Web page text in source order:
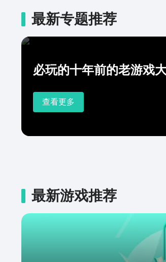
最新专题推荐
必玩的十年前的老游戏
查看更多
最新游戏推荐